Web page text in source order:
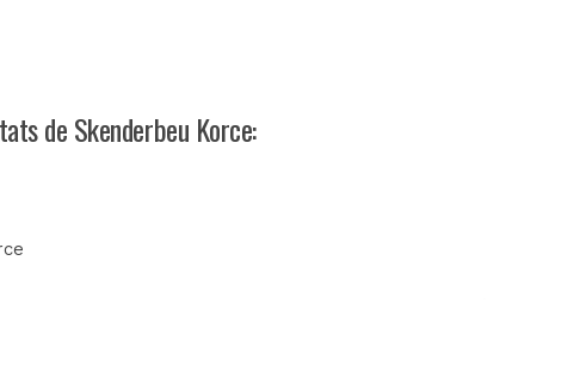
de Skenderbeu Korce: